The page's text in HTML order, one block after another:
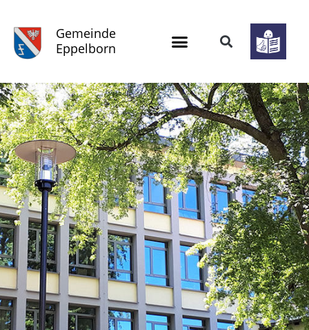
Gemeinde
Eppelborn